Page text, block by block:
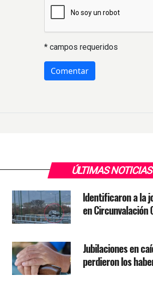
* campos requeridos
ÚLTIMAS NOTICIAS
Identificaron a la
en Circunvalación
Jubilaciones en
perdieron los